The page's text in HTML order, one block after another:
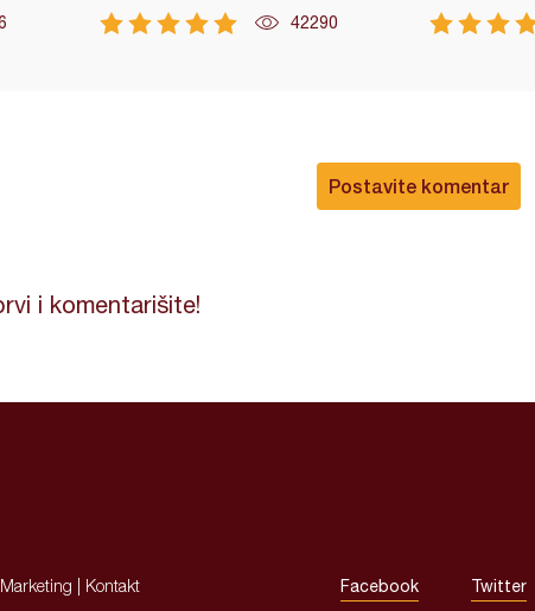
42290
Postavite komentar
i komentarišite!
Marketing Kontakt Facebook Twitter